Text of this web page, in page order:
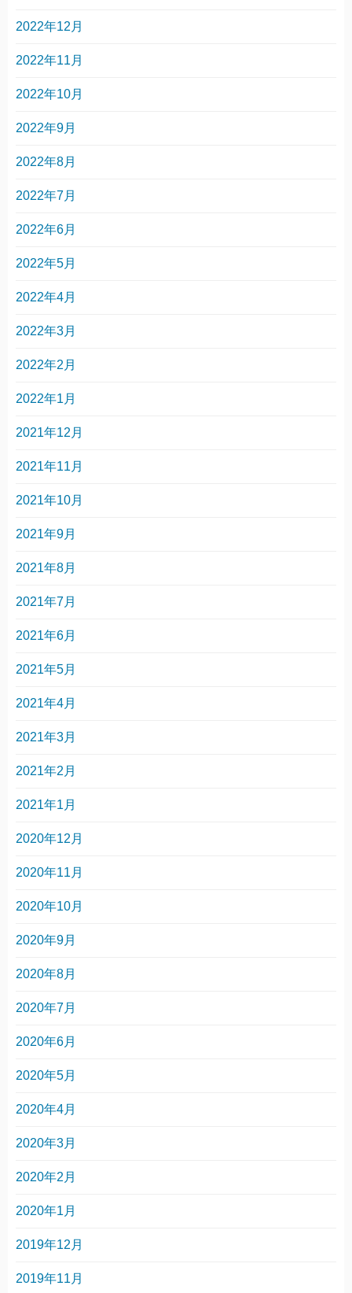
2022年12月
2022年11月
2022年10月
2022年9月
2022年8月
2022年7月
2022年6月
2022年5月
2022年4月
2022年3月
2022年2月
2022年1月
2021年12月
2021年11月
2021年10月
2021年9月
2021年8月
2021年7月
2021年6月
2021年5月
2021年4月
2021年3月
2021年2月
2021年1月
2020年12月
2020年11月
2020年10月
2020年9月
2020年8月
2020年7月
2020年6月
2020年5月
2020年4月
2020年3月
2020年2月
2020年1月
2019年12月
2019年11月